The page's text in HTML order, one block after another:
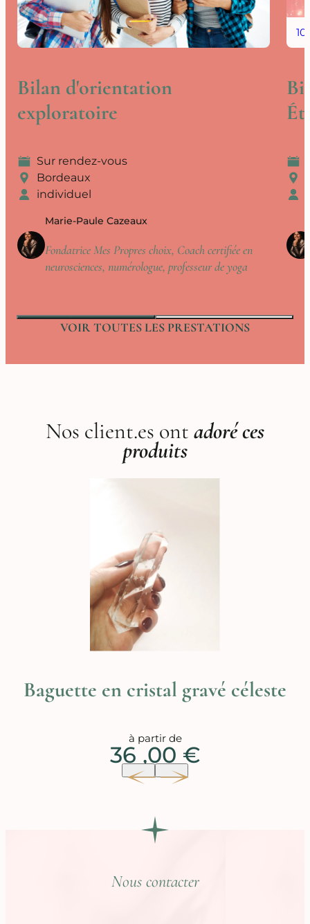
Bilan d'orientation
exploratoire
Sur rendez-vous
Bordeaux
individuel
Marie-Paule Cazeaux
Fondatrice Mes Propres choix, Coach certifiée en
neurosciences, numérologue, professeur de yoga
10
VOIR TOUTES LES PRESTATIONS
Nos client.es ont adoré ces
produits
Baguette en cristal gravé céleste
à partir de
36 ,00 €
Nous contacter